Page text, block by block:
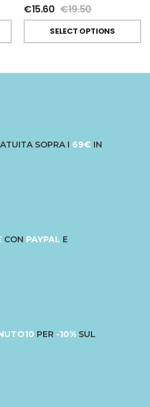
€15.60 €19.50
SELECT OPTIONS
SOPRA I 69€ IN
CON PAYPAL E
PER -10% SUL